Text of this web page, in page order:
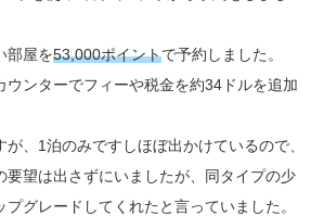
部屋を53,000ポイントで予約しました。
ウンターでフィーや税金を約34ドルを追加
、1泊のみですしほぼ出かけているので、
要望は出さずにいましたが、同タイプの少
プグレードしてくれたと言っていました。